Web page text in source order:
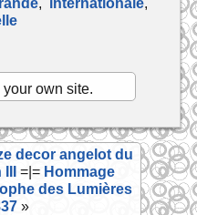
ta
er
your own site.
decor angelot du
=|= Hommage
des Lumières
»